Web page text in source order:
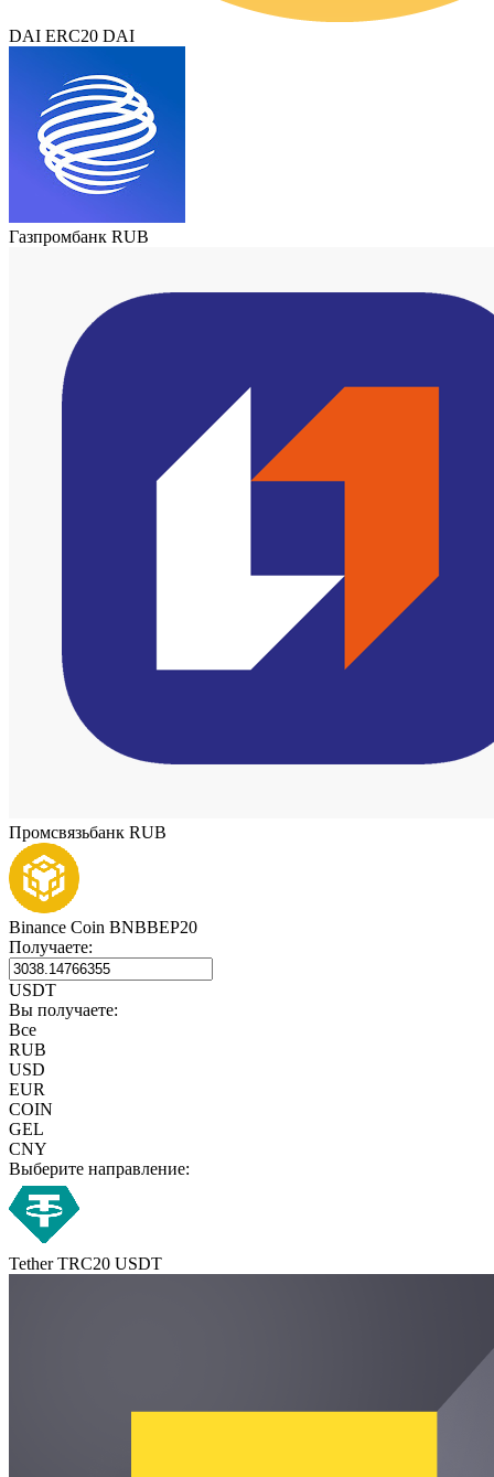
DAI ERC20 DAI
Газпромбанк RUB
Промсвязьбанк RUB
Binance Coin BNBBEP20
Получаете:
USDT
Вы получаете:
Все
RUB
USD
EUR
COIN
GEL
CNY
Выберите направление:
Tether TRC20 USDT